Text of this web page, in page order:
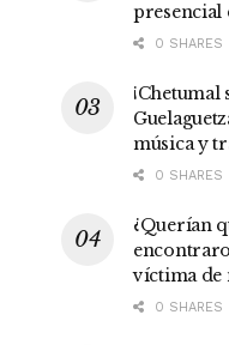
presencial
0 SHARES
¡Chetumal
música y
0 SHARES
¿Querían
víctima de
0 SHARES